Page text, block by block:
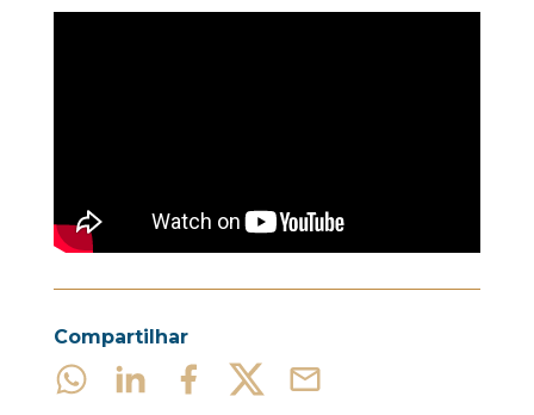
Compartilhar